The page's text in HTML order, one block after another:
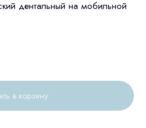
дентальный на мобильной
в корзину